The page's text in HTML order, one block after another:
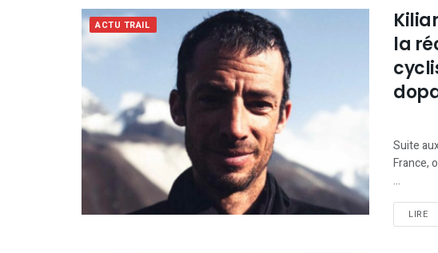
ACTU TRAIL
la
Suite
France,
...
LIRE